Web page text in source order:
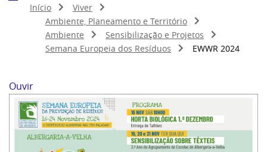
Início
Viver
Ambiente, Planeamento e Território
Ambiente
Sensibilização e Projetos
Semana Europeia dos Resíduos
EWWR 2024
Ouvir